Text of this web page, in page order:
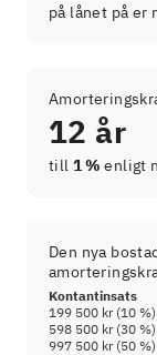
på lånet på er
12 år
till 1 % enligt
Den nya
Kontantinsats
199 500 kr(10 %)
598 500 kr(30 %)
997 500 kr(50 %)